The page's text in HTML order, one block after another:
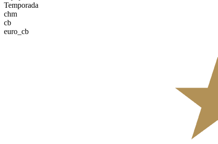
Temporada
chm
cb
euro_cb